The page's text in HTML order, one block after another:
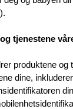
tjenestene
produktene
dine,